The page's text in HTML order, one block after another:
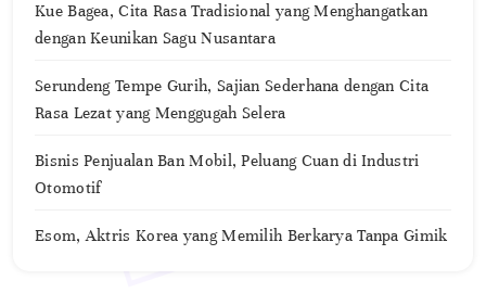
Kue Bagea, Cita Rasa Tradisional yang Menghangatkan
dengan Keunikan Sagu Nusantara
Serundeng Tempe Gurih, Sajian Sederhana dengan Cita
Rasa Lezat yang Menggugah Selera
Bisnis Penjualan Ban Mobil, Peluang Cuan di Industri
Otomotif
Esom, Aktris Korea yang Memilih Berkarya Tanpa Gimik